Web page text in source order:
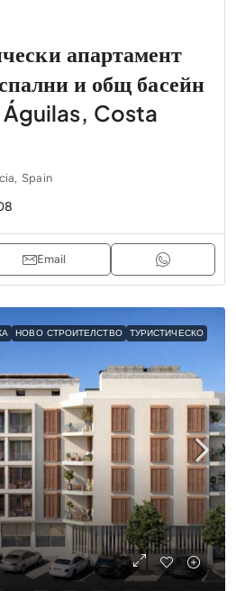
апартамент
и общ басейн
Águilas, Costa
Spain
Email
НОВО СТРОИТЕЛСТВО ТУРИСТИЧЕСКО